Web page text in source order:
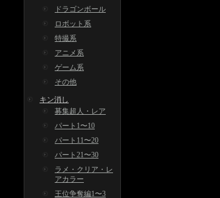
ドラゴンボール
ロボット系
特撮系
アニメ系
ゲーム系
その他
キン消し
募集超人・レア
パート1〜10
パート11〜20
パート21〜30
ラメ・クリア・レ
アカラー
王位争奪編1〜3